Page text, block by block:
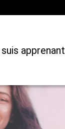
apprenant